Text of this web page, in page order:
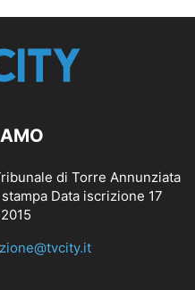
di Torre Annunziata
Data iscrizione 17